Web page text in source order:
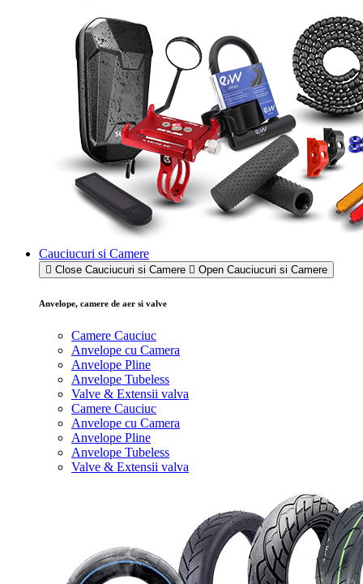
Cauciucuri si Camere
Close Cauciucuri si Camere Open Cauciucuri si Camere
Anvelope, camere de aer si valve
Camere Cauciuc
Anvelope cu Camera
Anvelope Pline
Anvelope Tubeless
Valve & Extensii valva
Camere Cauciuc
Anvelope cu Camera
Anvelope Pline
Anvelope Tubeless
Valve & Extensii valva